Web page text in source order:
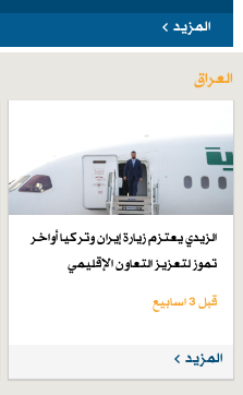
المزيد
العراق
الزيدي يعتزم زيارة إيران وتركيا أواخر
تموز لتعزيز التعاون الإقليمي
قبل 3 اسابیع
المزيد